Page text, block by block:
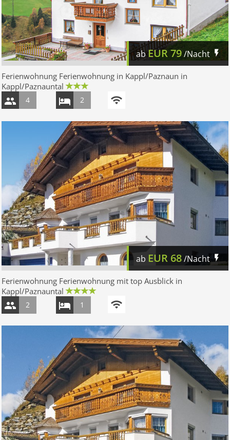
abEUR79/Nacht
Ferienwohnung Ferienwohnung in Kappl/Paznaun in
Kappl/Paznauntal
4 2
ab EUR 68/Nacht
Ferienwohnung Ferienwohnung mit top Ausblick in
Kappl/Paznauntal
2 1